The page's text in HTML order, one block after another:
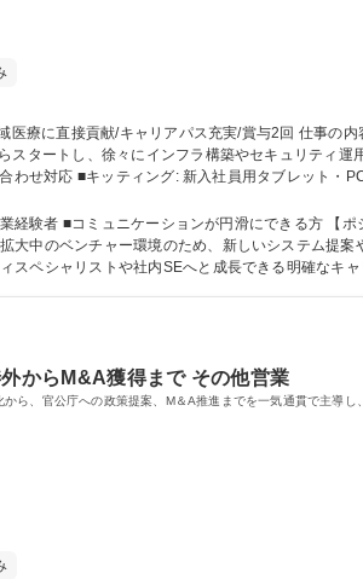
、徐々にインフラ構築やセキュリティ運用に携わって
わせ対応 ■キッティング: 新入社員用タブレット・
トログイン等）の管理・設定 ■拠点サポート: 訪
の事務作業自動化・効率化するためのツール導入支援。 募集職種 【総務（情報システム部門
円滑にできる方 【ポジションの魅力】 在宅医療をITで支えること
中のベンチャー環境のため、新しいシステム提案
ストや社内SEへと成長できる明確なキャリアパスもござ
からM&A獲得まで その他営業
ら、官公庁への政策提案、M＆A推進までを一気通貫で主導